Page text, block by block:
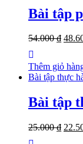
Bài tập
54.000₫
Thêm giỏ
Bài tập thực
Bài tập
25.000₫